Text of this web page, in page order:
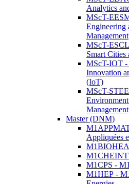
Analytics
MScT-
Engineering
Management
MScT-
Smart
MScT-IOT -
Innovation
(IoT)
MScT-
Management
Master (DNM)
Appliquées
M1BIOHEA
M1CHEINT
M1CPS -
M1HEP -